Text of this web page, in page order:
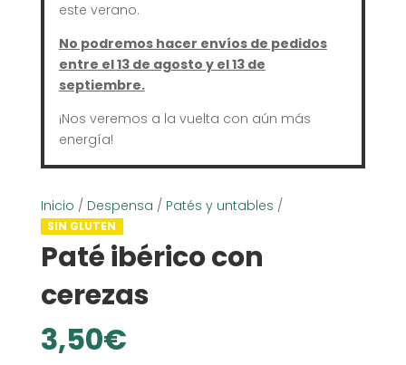
este verano.
No podremos hacer envíos de pedidos
entre el 13 de agosto y el 13 de
septiembre.
¡Nos veremos a la vuelta con aún más
energía!
Inicio / Despensa / Patés y untables /
SIN GLUTEN
Paté ibérico con
cerezas
3,50€